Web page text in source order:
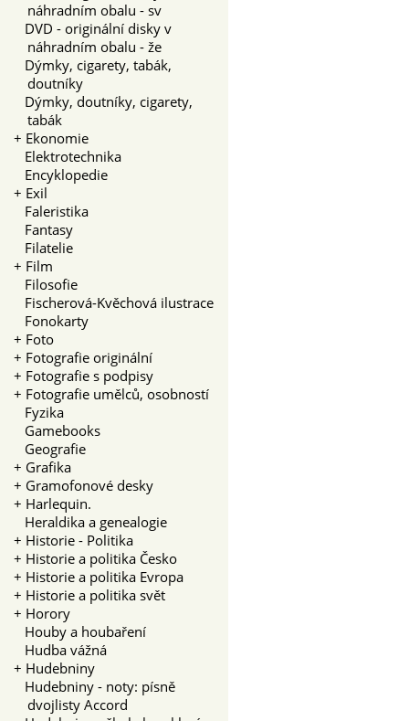
náhradním obalu - sv
DVD - originální disky v
náhradním obalu - že
Dýmky, cigarety, tabák,
doutníky
Dýmky, doutníky, cigarety,
tabák
+ Ekonomie
Elektrotechnika
Encyklopedie
+ Exil
Faleristika
Fantasy
Filatelie
+ Film
Filosofie
Fischerová-Kvěchová ilustrace
Fonokarty
+ Foto
+ Fotografie originální
+ Fotografie s podpisy
+ Fotografie umělců, osobností
Fyzika
Gamebooks
Geografie
+ Grafika
+ Gramofonové desky
+ Harlequin.
Heraldika a genealogie
+ Historie - Politika
+ Historie a politika Česko
+ Historie a politika Evropa
+ Historie a politika svět
+ Horory
Houby a houbaření
Hudba vážná
+ Hudebniny
Hudebniny - noty: písně
dvojlisty Accord